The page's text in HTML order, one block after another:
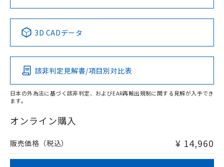
以上、n: 80mm以上
検出領域
Pb Hg Cd Cr(VI)
O
在庫等で未対応品が混在する可能性があります。
問い合わせください。
No No No No
この製品の規格認証/適合状況ページへ
その他の認証はこちらのページからご検索ください
3D CADデータ
該非判定見解書/項目別対比表
日本の外為法に基づく該非判定、およびEAR再輸出規制に関する見解が入手でき
ます。
オンライン購入
販売価格（税込） ¥ 14,960